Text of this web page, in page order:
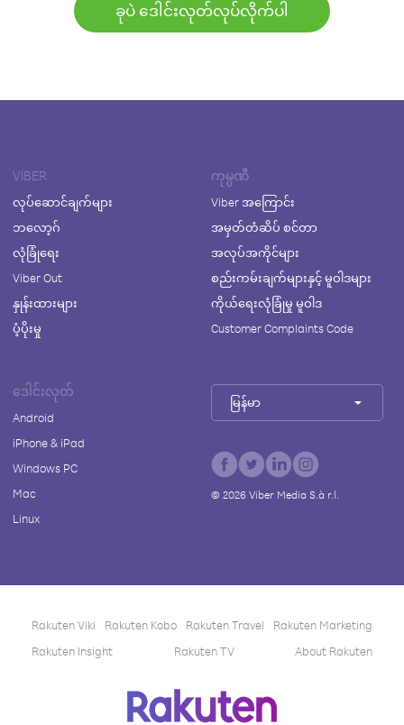
ခုပဲ ဒေါင်းလုတ်လုပ်လိုက်ပါ
VIBER
လုပ်ဆောင်ချက်များ
ဘလော့ဂ်
လုံခြုံရေး
Viber Out
နှုန်းထားများ
ပံ့ပိုးမှု
ကုမ္ပဏီ
Viber အကြောင်း
အမှတ်တံဆိပ် စင်တာ
အလုပ်အကိုင်များ
စည်းကမ်းချက်များနှင့် မူဝါဒများ
ကိုယ်ရေးလုံခြုံမှု မူဝါဒ
Customer Complaints Code
ဒေါင်းလုတ်
Android
iPhone & iPad
Windows PC
Mac
Linux
မြန်မာ
© 2026Viber Media S.à r.l.
Rakuten Viki Rakuten Kobo Rakuten Travel
Rakuten Marketing
Rakuten Insight
Rakuten TV About Rakuten